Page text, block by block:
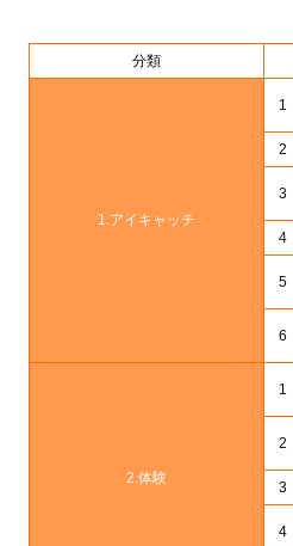
分類
1.アイキャッチ
1
2
3
4
5
6
2.体験
1
2
3
4